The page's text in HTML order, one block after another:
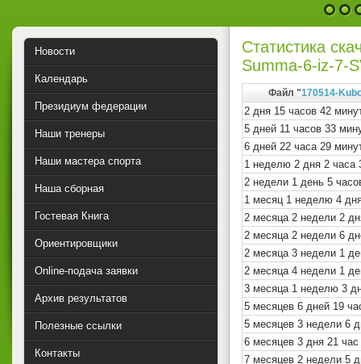
1 2
Статистика
Summa-6-iz-7-
Файл "170514-
2 дня 15 часов 42
5 дней 11 часов 33
6 дней 22 часа 29
1 неделю 2 дня 2 часа
2 недели 1 день 5
1 месяц 1 неделю 4
2 месяца 2 недели 2
2 месяца 2 недели 6
2 месяца 3 недели 1
2 месяца 4 недели 1
3 месяца 1 неделю 3
5 месяцев 6 дней 19
5 месяцев 3 недели 6
6 месяцев 3 дня 21
7 месяцев 2 недели 5
Новости
Календарь
Президиум федерации
Наши тренеры
Наши мастера спорта
Наша сборная
Гостевая Книга
Ориентировщики
Online-подача заявки
Архив результатов
Полезные ссылки
Контакты